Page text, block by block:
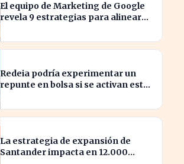
El equipo de Marketing de Google
revela 9 estrategias para alinear
Redeia podría experimentar un
repunte en bolsa si se activan estos
La estrategia de expansión de
Santander impacta en 12.000